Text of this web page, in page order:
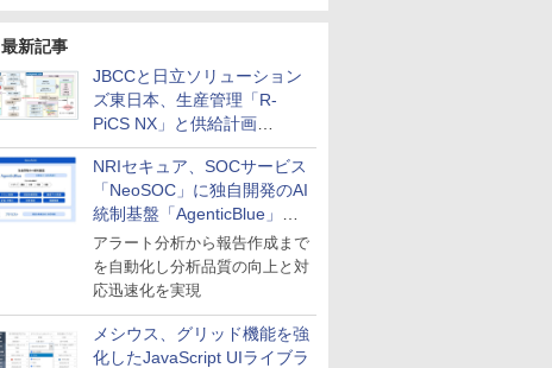
最新記事
JBCCと日立ソリューション
ズ東日本、生産管理「R-
PiCS NX」と供給計画
「scSQUARE ISP」の連携サ
ービスを提供開始
NRIセキュア、SOCサービス
「NeoSOC」に独自開発のAI
統制基盤「AgenticBlue」を
導入
アラート分析から報告作成まで
を自動化し分析品質の向上と対
応迅速化を実現
メシウス、グリッド機能を強
化したJavaScript UIライブラ